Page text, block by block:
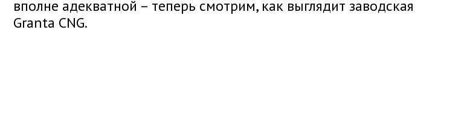
вполне адекватной – теперь смотрим, как выглядит заводская
Granta CNG.